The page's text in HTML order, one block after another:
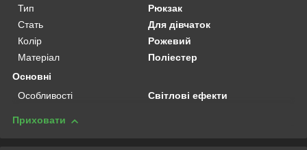
Тип
Рюкзак
Стать
Для дівчаток
Колір
Рожевий
Матеріал
Поліестер
Основні
Особливості
Світлові ефекти
Приховати